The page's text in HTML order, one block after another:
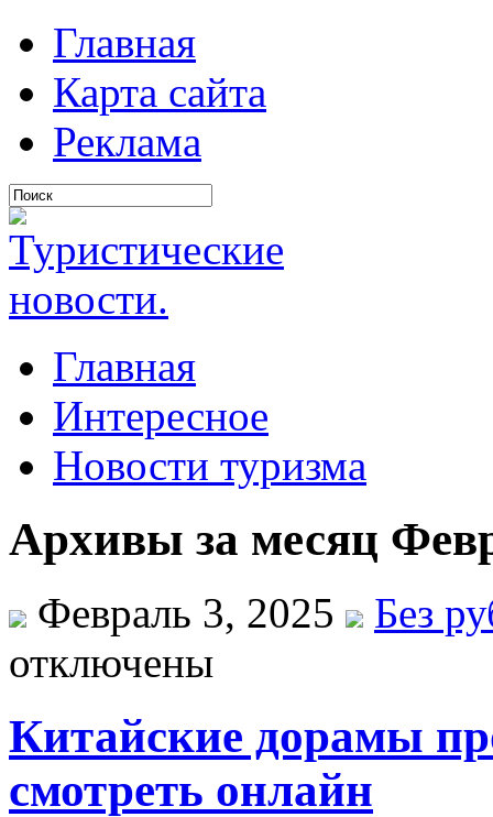
Главная
Карта сайта
Реклама
Главная
Интересное
Новости туризма
Архивы за месяц
Февраль 3, 2025
Без
отключены
Китайские дорамы
смотреть онлайн